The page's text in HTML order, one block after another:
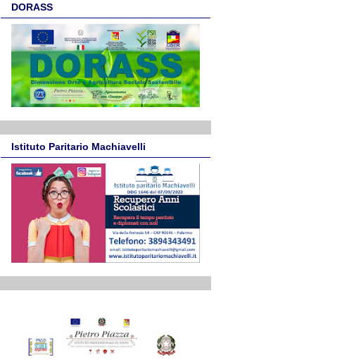
DORASS
Istituto Paritario Machiavelli